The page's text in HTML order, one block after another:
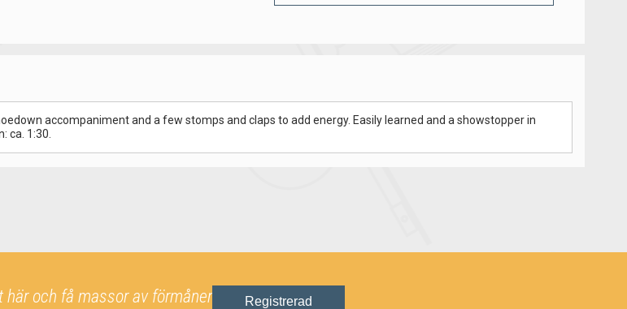
accompaniment and a few stomps and claps to add energy. Easily learned and a showstopper in
ca. 1:30.
och få massor av förmåner Registrerad